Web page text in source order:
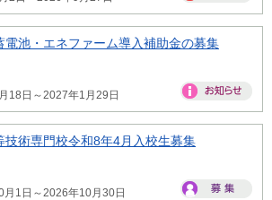
電池・エネファーム導入補助金の募集
18日～2027年1月29日
技術専門校令和8年4月入校生募集
月1日～2026年10月30日